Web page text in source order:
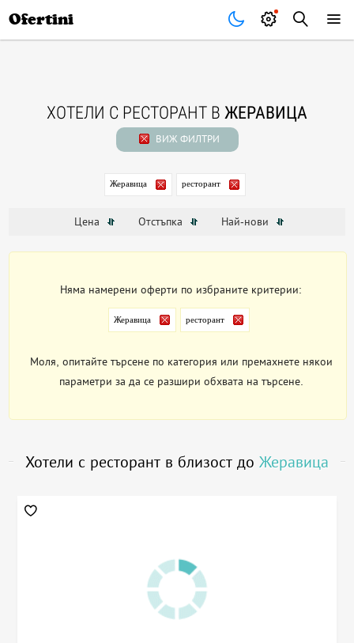
Ofertini
ХОТЕЛИ С РЕСТОРАНТ В ЖЕРАВИЦА
ВИЖ ФИЛТРИ
Жеравица ресторант
Цена Отстъпка Най-нови
Няма намерени оферти по избраните критерии:
Жеравица ресторант
Моля, опитайте търсене по категория или премахнете някои
параметри за да се разшири обхвата на търсене.
Хотели с ресторант в близост до Жеравица